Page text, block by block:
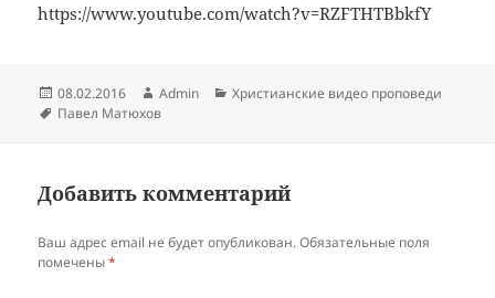
https://www.youtube.com/watch?v=RZFTHTBbkfY
Опубликовано
08.02.2016 Автор
Admin Рубрики
Христианские видео проповеди
Метки
Павел Матюхов
Добавить комментарий
Ваш адрес email не будет опубликован. Обязательные поля
помечены*